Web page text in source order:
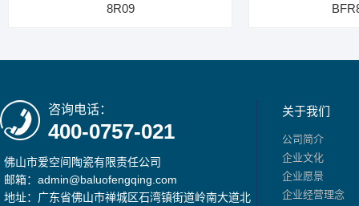
8R09
咨询电话：
400-0757-021
佛山市爱空间陶瓷有限责任公司
邮箱：admin@baluofengqing.com
地址：广东省佛山市禅城区石湾镇街道岭南大道北
关于我们
公司简介
企业文化
企业愿景
企业经营理念